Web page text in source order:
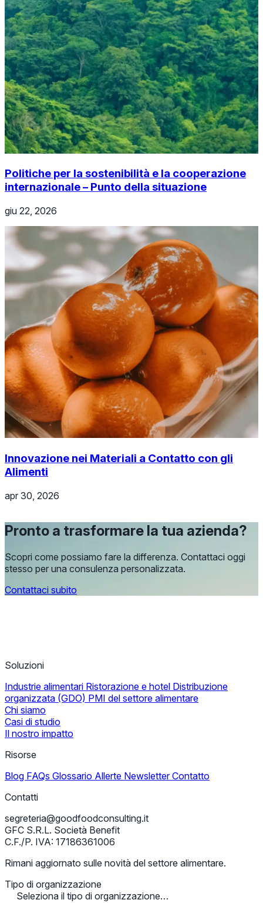
Politiche per la sostenibilità e la cooperazione
internazionale – Punto della situazione
giu 22, 2026
Innovazione nei Materiali a Contatto con gli
Alimenti
apr 30, 2026
Pronto a trasformare la tua azienda?
Scopri come possiamo fare la differenza. Contattaci oggi
stesso per una consulenza personalizzata.
Contattaci subito
Soluzioni
Industrie alimentari Ristorazione e hotel Distribuzione
organizzata (GDO) PMI del settore alimentare
Chi siamo
Casi di studio
Il nostro impatto
Risorse
Blog FAQs Glossario Allerte NewsletterContatto
Contatti
segreteria@goodfoodconsulting.it
GFC S.R.L. Società Benefit
C.F./P. IVA: 17186361006
Rimani aggiornato sulle novità del settore alimentare.
Tipo di organizzazione
Seleziona il tipo di organizzazione…